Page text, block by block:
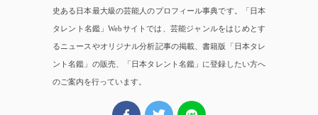
史ある日本最大級の芸能人のプロフィール事典です。「日本
タレント名鑑」Webサイトでは、芸能ジャンルをはじめとす
るニュースやオリジナル分析記事の掲載、書籍版「日本タレ
ント名鑑」の販売、「日本タレント名鑑」に登録したい方へ
のご案内を行っています。